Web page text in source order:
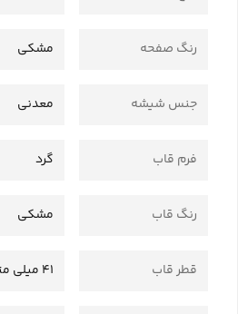
رنگ صفحه مشکی
جنس شیشه معدنی
فرم قاب گرد
رنگ قاب مشکی
قطر قاب 41 میلی متر